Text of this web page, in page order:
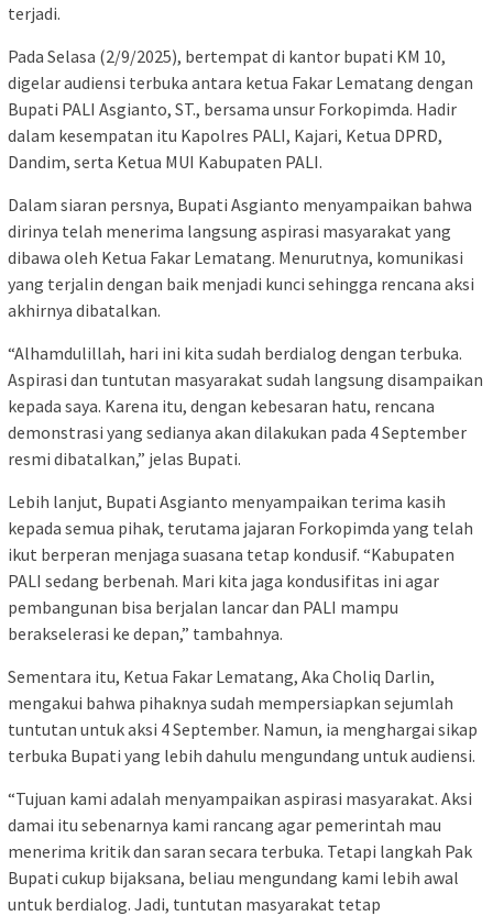
terjadi.
Pada Selasa (2/9/2025), bertempat di kantor bupati KM 10,
digelar audiensi terbuka antara ketua Fakar Lematang dengan
Bupati PALI Asgianto, ST., bersama unsur Forkopimda. Hadir
dalam kesempatan itu Kapolres PALI, Kajari, Ketua DPRD,
Dandim, serta Ketua MUI Kabupaten PALI.
Dalam siaran persnya, Bupati Asgianto menyampaikan bahwa
dirinya telah menerima langsung aspirasi masyarakat yang
dibawa oleh Ketua Fakar Lematang. Menurutnya, komunikasi
yang terjalin dengan baik menjadi kunci sehingga rencana aksi
akhirnya dibatalkan.
“Alhamdulillah, hari ini kita sudah berdialog dengan terbuka.
Aspirasi dan tuntutan masyarakat sudah langsung disampaikan
kepada saya. Karena itu, dengan kebesaran hatu, rencana
demonstrasi yang sedianya akan dilakukan pada 4 September
resmi dibatalkan,” jelas Bupati.
Lebih lanjut, Bupati Asgianto menyampaikan terima kasih
kepada semua pihak, terutama jajaran Forkopimda yang telah
ikut berperan menjaga suasana tetap kondusif. “Kabupaten
PALI sedang berbenah. Mari kita jaga kondusifitas ini agar
pembangunan bisa berjalan lancar dan PALI mampu
berakselerasi ke depan,” tambahnya.
Sementara itu, Ketua Fakar Lematang, Aka Choliq Darlin,
mengakui bahwa pihaknya sudah mempersiapkan sejumlah
tuntutan untuk aksi 4 September. Namun, ia menghargai sikap
terbuka Bupati yang lebih dahulu mengundang untuk audiensi.
“Tujuan kami adalah menyampaikan aspirasi masyarakat. Aksi
damai itu sebenarnya kami rancang agar pemerintah mau
menerima kritik dan saran secara terbuka. Tetapi langkah Pak
Bupati cukup bijaksana, beliau mengundang kami lebih awal
untuk berdialog. Jadi, tuntutan masyarakat tetap